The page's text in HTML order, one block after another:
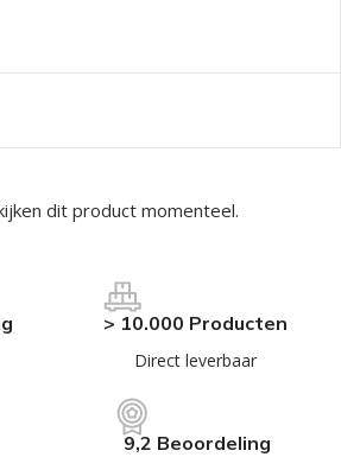
dit product momenteel.
> 10.000 Producten
Direct leverbaar
9,2 Beoordeling